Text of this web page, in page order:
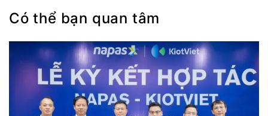
Có thể bạn quan tâm